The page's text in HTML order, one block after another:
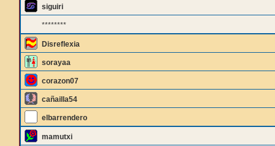
siguiri
********
Disreflexia
sorayaa
corazon07
cañailla54
elbarrendero
mamutxi